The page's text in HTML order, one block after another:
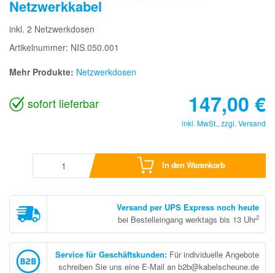
Netzwerkkabel
inkl. 2 Netzwerkdosen
Artikelnummer: NIS.050.001
Mehr Produkte: Netzwerkdosen
sofort lieferbar 147,00 €
inkl. MwSt., zzgl. Versand
In den Warenkorb
Versand per UPS Express noch heute
bei Bestelleingang werktags bis 13 Uhr2
Service für Geschäftskunden: Für individuelle Angebote
schreiben Sie uns eine E-Mail an b2b@kabelscheune.de